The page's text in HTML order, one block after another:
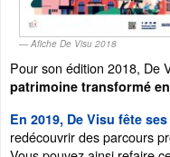
Afiche De Visu 2018
Pour son édition 2018, De
patrimoine transformé
En 2019, De Visu fête
redécouvrir des parcours